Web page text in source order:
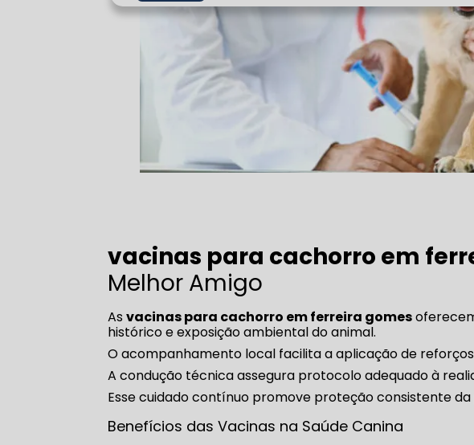
vacinas para cachorro em
Melhor Amigo
Asvacinas para cachorro em ferreira gomes
histórico e exposição ambiental do animal.
O acompanhamento local facilita a aplicação de
A condução técnica assegura protocolo adequado à
Esse cuidado contínuo promove proteção consistente
Benefícios das Vacinas na Saúde Canina